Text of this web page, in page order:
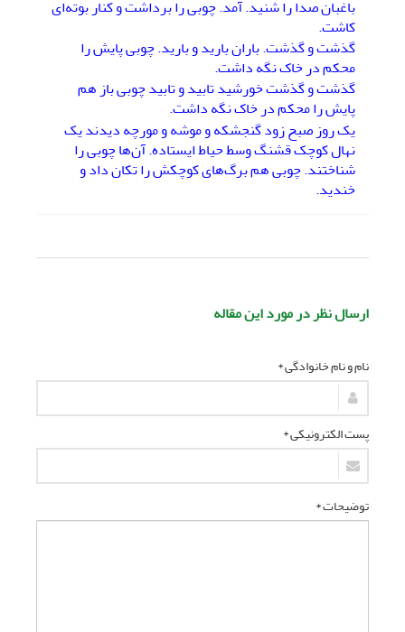
باغبان صدا را شنید. آمد. چوبی را برداشت و کنار بوته‌ای
کاشت.
گذشت و گذشت. باران بارید و بارید. چوبی پایش را
محکم در خاک نگه داشت.
گذشت و گذشت خورشید تابید و تابید چوبی باز هم
پایش را محکم در خاک نگه داشت.
یک روز صبح زود گنجشکه و موشه و مورچه دیدند یک
نهال کوچک قشنگ وسط حیاط ایستاده. آن‌ها چوبی را
شناختند. چوبی هم برگ‌های کوچکش را تکان داد و
خندید.
ارسال نظر در مورد این مقاله
نام و نام خانوادگی *
پست الکترونیکی *
توضیحات *